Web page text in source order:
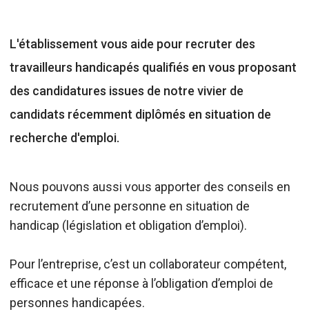
L'établissement vous aide pour recruter des
travailleurs handicapés qualifiés en vous proposant
des candidatures issues de notre vivier de
candidats récemment diplômés en situation de
recherche d'emploi.
Nous pouvons aussi vous apporter des conseils en
recrutement d’une personne en situation de
handicap (législation et obligation d’emploi).
Pour l’entreprise, c’est un collaborateur compétent,
efficace et une réponse à l’obligation d’emploi de
personnes handicapées.